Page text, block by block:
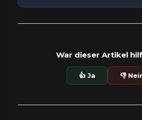
War dieser Artikel
👍 Ja 👎